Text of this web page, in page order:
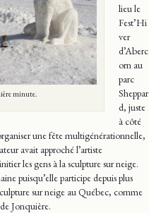
minute.
lieu le
Fest’Hi
ver
d’Aberc
orn au
parc
Sheppar
d, juste
à côté
une fête multigénérationnelle,
avait approché l’artiste
les gens à la sculpture sur neige.
puisqu’elle participe depuis plus
sur neige au Québec, comme
Jonquière.